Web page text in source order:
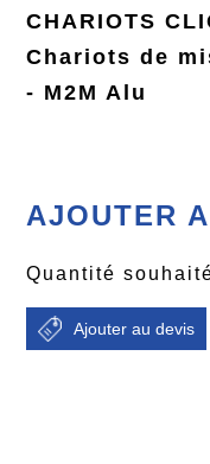
CHARIOTS
Chariots de
- M2M Alu
AJOUTER
Quantité